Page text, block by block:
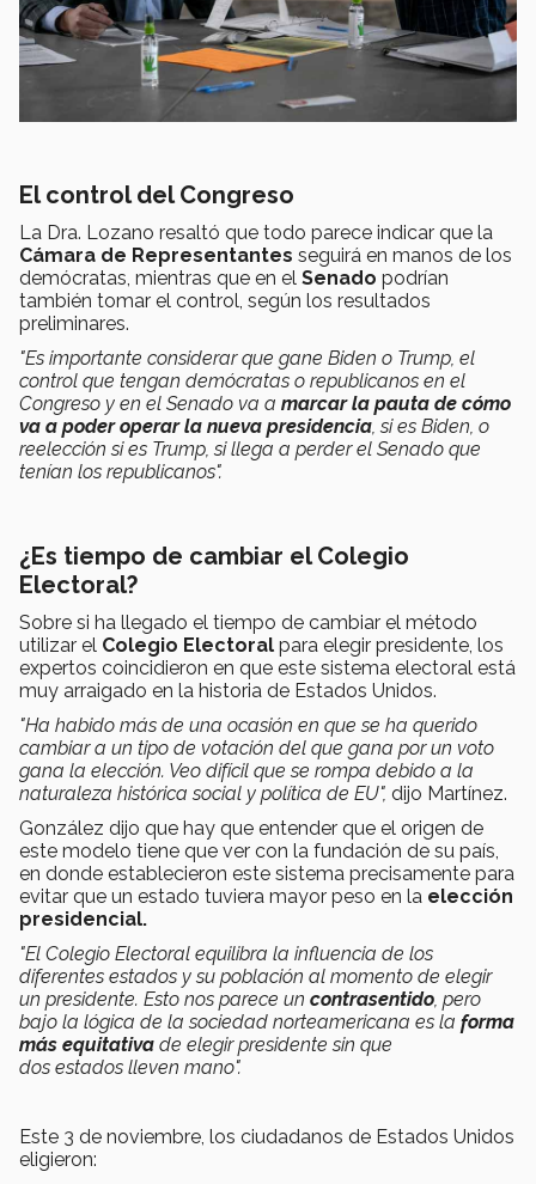
El control del Congreso
La Dra. Lozano resaltó que todo parece indicar que la
Cámara de Representantes seguirá en manos de los
demócratas, mientras que en el Senado podrían
también tomar el control, según los resultados
preliminares.
"Es importante considerar que gane Biden o Trump, el
control que tengan demócratas o republicanos en el
Congreso y en el Senado va a marcar la pauta de cómo
va a poder operar la nueva presidencia , si es Biden, o
reelección si es Trump, si llega a perder el Senado que
tenían los republicanos".
¿Es tiempo de cambiar el Colegio
Electoral?
Sobre si ha llegado el tiempo de cambiar el método
utilizar el Colegio Electoral para elegir presidente, los
expertos coincidieron en que este sistema electoral está
muy arraigado en la historia de Estados Unidos.
"Ha habido más de una ocasión en que se ha querido
cambiar a un tipo de votación del que gana por un voto
gana la elección. Veo difícil que se rompa debido a la
naturaleza histórica social y política de EU", dijo Martínez.
González dijo que hay que entender que el origen de
este modelo tiene que ver con la fundación de su país,
en donde establecieron este sistema precisamente para
evitar que un estado tuviera mayor peso en la elección
presidencial.
"El Colegio Electoral equilibra la influencia de los
diferentes estados y su población al momento de elegir
un presidente. Esto nos parece un contrasentido , pero
bajo la lógica de la sociedad norteamericana es la forma
más equitativa de elegir presidente sin que
dos estados lleven mano".
Este 3 de noviembre, los ciudadanos de Estados Unidos
eligieron: